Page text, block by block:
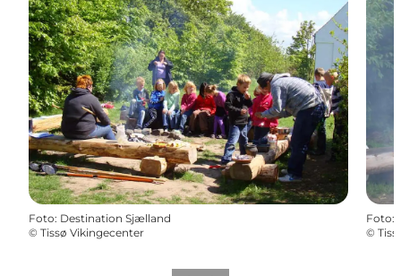
Foto: Destination Sjælland
© Tissø Vikingecenter
Foto:
©